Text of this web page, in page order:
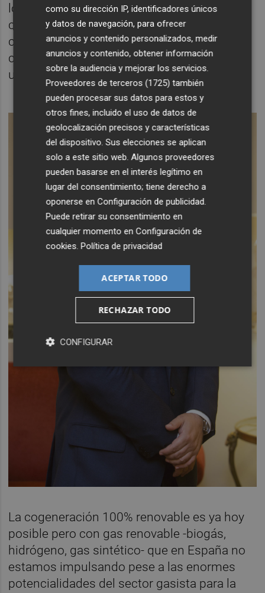
los que se está produciendo un desarrollo y
crecimiento espectacular. Aquí, por el
contrario, el Gobierno nos quiere llevar a
cerrar una de cada 3 plantas en 10 años, es
un gravísimo error país.
La cogeneración 100% renovable es ya hoy
posible pero con gas renovable -biogás,
hidrógeno, gas sintético- que en España no
estamos impulsando pese a las enormes
potencialidades del sector gasista para la
como su dirección IP, identificadores únicos
y datos de navegación, para ofrecer
anuncios y contenido personalizados, medir
anuncios y contenido, obtener información
sobre la audiencia y mejorar los servicios.
Proveedores de terceros (1725) también
pueden procesar sus datos para estos y
otros fines, incluido el uso de datos de
geolocalización precisos y características
del dispositivo. Sus elecciones se aplican
solo a este sitio web. Algunos proveedores
pueden basarse en el interés legítimo en
lugar del consentimiento; tiene derecho a
oponerse enConfiguración de publicidad
Puede retirar su consentimiento en
cualquier momento enConfiguración de
cookies .Política de privacidad
ACEPTAR TODO
RECHAZAR TODO
CONFIGURAR